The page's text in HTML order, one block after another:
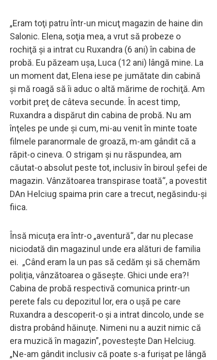
„Eram toţi patru într-un micuţ magazin de haine din
Salonic. Elena, soţia mea, a vrut să probeze o
rochiţă şi a intrat cu Ruxandra (6 ani) în cabina de
probă. Eu păzeam uşa, Luca (12 ani) lângă mine. La
un moment dat, Elena iese pe jumătate din cabină
şi mă roagă să îi aduc o altă mărime de rochiţă. Am
vorbit preţ de câteva secunde. În acest timp,
Ruxandra a dispărut din cabina de probă. Nu am
înţeles pe unde şi cum, mi-au venit în minte toate
filmele paranormale de groază, m-am gândit că a
răpit-o cineva. O strigam şi nu răspundea, am
căutat-o absolut peste tot, inclusiv în biroul şefei de
magazin. Vânzătoarea transpirase toată“, a povestit
DAn Helciug spaima prin care a trecut, negăsindu-și
fiica.
Însă micuța era într-o „aventură“, dar nu plecase
niciodată din magazinul unde era alături de familia
ei. „Când eram la un pas să cedăm şi să chemăm
poliţia, vânzătoarea o găseşte. Ghici unde era?!
Cabina de probă respectivă comunica printr-un
perete fals cu depozitul lor, era o uşă pe care
Ruxandra a descoperit-o şi a intrat dincolo, unde se
distra probând hăinuţe. Nimeni nu a auzit nimic că
era muzică în magazin”, povesteşte Dan Helciug.
„Ne-am gândit inclusiv că poate s-a furişat pe lângă